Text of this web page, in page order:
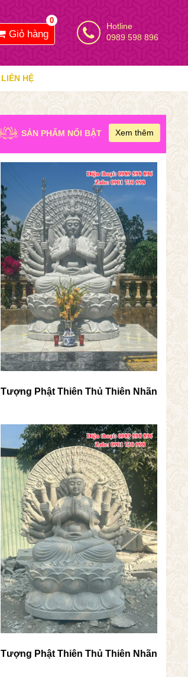
Giỏ hàng
0
Hotline
0989 598 896
LIÊN HỆ
SẢN PHẨM NỔI BẬT
Tượng Phật Thiên Thủ Thiên Nhãn
Tượng Phật Thiên Thủ Thiên Nhãn
Xem thêm